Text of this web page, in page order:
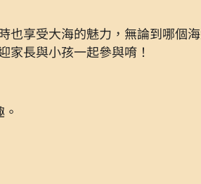
也享受大海的魅力，無論到哪個
家長與小孩一起參與唷！